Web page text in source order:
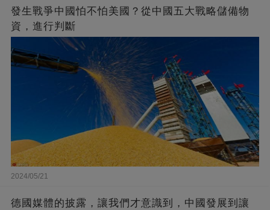
發生戰爭中國怕不怕美國？從中國五大戰略儲備物
資，進行判斷
2024/05/21
德國媒體的披露，讓我們才意識到，中國發展到讓